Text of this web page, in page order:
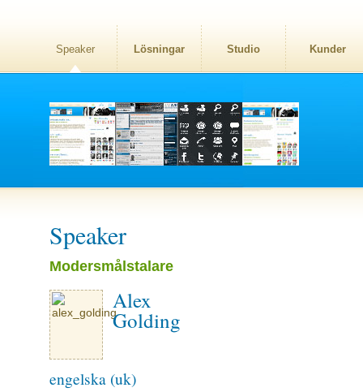
Speaker Lösningar Studio Kunder
Speaker
Modersmålstalare
Alex
Golding
engelska (uk)